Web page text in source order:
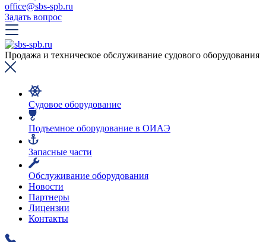
office@sbs-spb.ru
Задать вопрос
Продажа и техническое обслуживание судового оборудования
Судовое оборудование
Подъемное оборудование в ОИАЭ
Запасные части
Обслуживание оборудования
Новости
Партнеры
Лицензии
Контакты